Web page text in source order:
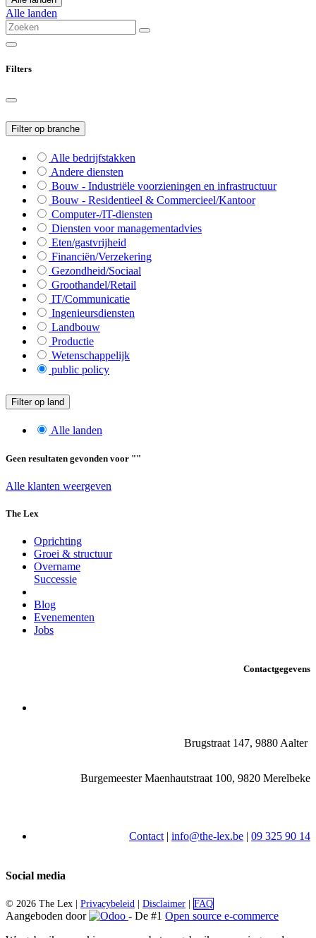
Alle landen
Filters
Filter op branche
Alle bedrijfstakken
Andere diensten
Bouw - Industriële voorzieningen en infrastructuur
Bouw - Residentieel & Commercieel/Kantoor
Computer-/IT-diensten
Diensten voor managementadvies
Eten/gastvrijheid
Financiën/Verzekering
Gezondheid/Sociaal
Groothandel/Retail
IT/Communicatie
Ingenieursdiensten
Landbouw
Productie
Wetenschappelijk
public policy
Filter op land
Alle landen
Geen resultaten gevonden voor ""
Alle klanten weergeven
The Lex
Oprichting
Groei & structuur
Overname
Successie
Blog
Evenementen
Jobs
Contactgegevens
Brugstraat 147, 9880 Aalter
Burgemeester Maenhautstraat 100, 9820 Merelbeke
Contact| info@the-lex.be 09 325 90 14
Social media
© 2026 The Lex | Privacybeleid Disclaimer FAQ
Aangeboden door - De #1 Open source e-commerce